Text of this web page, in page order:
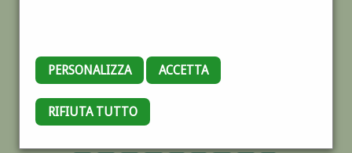
PERSONALIZZA ACCETTA
RIFIUTA TUTTO
MILITARE